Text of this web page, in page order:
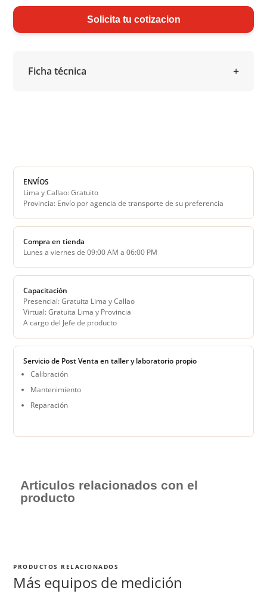
Solicita tu cotizacion
Ficha técnica
ENVÍOS
Lima y Callao: Gratuito
Provincia: Envío por agencia de transporte de su preferencia
Compra en tienda
Lunes a viernes de 09:00 AM a 06:00 PM
Capacitación
Presencial: Gratuita Lima y Callao
Virtual: Gratuita Lima y Provincia
A cargo del Jefe de producto
Servicio de Post Venta en taller y laboratorio propio
Calibración
Mantenimiento
Reparación
Articulos relacionados con el
producto
PRODUCTOS RELACIONADOS
Más equipos de medición